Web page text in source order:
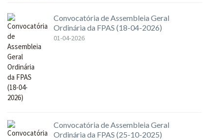
Convocatória de Assembleia Geral
Ordinária da FPAS (18-04-2026)
01-04-2026
Convocatória de Assembleia Geral
Ordinária da FPAS (25-10-2025)